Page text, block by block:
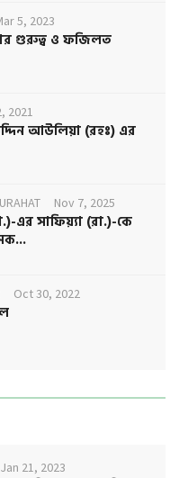
5, 2023
গুরুত্ব ও ফজিলত
2021
আউলিয়া (রহঃ) এর
Nov 7, 2025
এর সাফিয়্যা (রা.)-কে
Oct 30, 2022
Jan 21, 2023